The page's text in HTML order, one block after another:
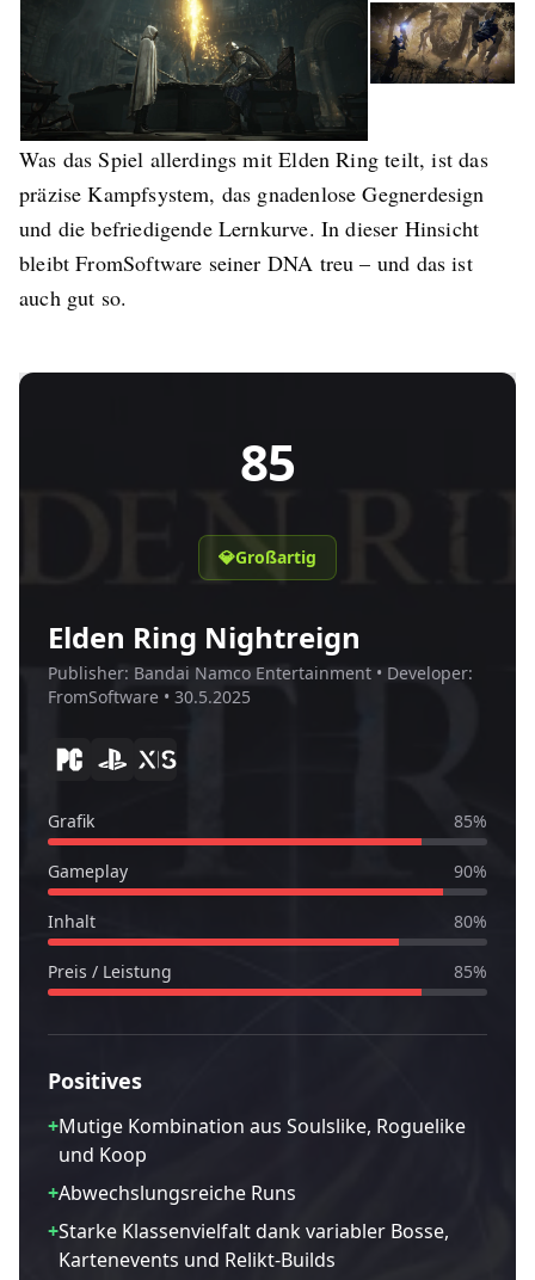
Was das Spiel allerdings mit Elden Ring teilt, ist das
präzise Kampfsystem, das gnadenlose Gegnerdesign
und die befriedigende Lernkurve. In dieser Hinsicht
bleibt FromSoftware seiner DNA treu – und das ist
auch gut so.
85
💎Großartig
Elden Ring Nightreign
Publisher: Bandai Namco Entertainment • Developer:
FromSoftware • 30.5.2025
Grafik 85%
Gameplay 90%
Inhalt 80%
Preis / Leistung 85%
Positives
+Mutige Kombination aus Soulslike, Roguelike
und Koop
+Abwechslungsreiche Runs
+Starke Klassenvielfalt dank variabler Bosse,
Kartenevents und Relikt-Builds